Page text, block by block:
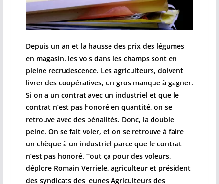
Depuis un an et la hausse des prix des légumes
en magasin, les vols dans les champs sont en
pleine recrudescence. Les agriculteurs, doivent
livrer des coopératives, un gros manque à gagner.
Si on a un contrat avec un industriel et que le
contrat n’est pas honoré en quantité, on se
retrouve avec des pénalités. Donc, la double
peine. On se fait voler, et on se retrouve à faire
un chèque à un industriel parce que le contrat
n’est pas honoré. Tout ça pour des voleurs,
déplore Romain Verriele, agriculteur et président
des syndicats des Jeunes Agriculteurs des